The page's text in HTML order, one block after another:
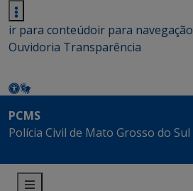
ir para conteúdoir para navegação
Ouvidoria Transparência
PCMS
Polícia Civil de Mato Grosso do Sul